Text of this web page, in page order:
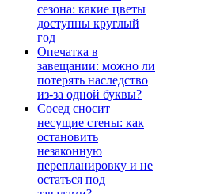
сезона: какие цветы
доступны круглый
год
Опечатка в
завещании: можно ли
потерять наследство
из-за одной буквы?
Сосед сносит
несущие стены: как
остановить
незаконную
перепланировку и не
остаться под